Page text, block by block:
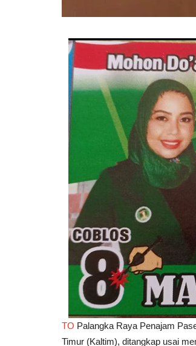
TO Palangka Raya Penajam
Timur (Kaltim), ditangkap usai
Komika Aulia
Muhammad saat